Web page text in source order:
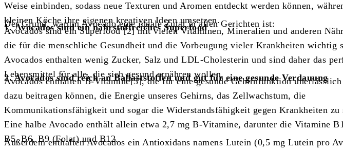
Weise einbinden, sodass neue Texturen und Aromen entdeckt werden können,
kleinen Köche ihre eigenen kreativen Ideen umsetzen.
Der Grund, warum Avocado eine ideale Zutat in allen Gerichten ist:
1. Avocados sind ein nährstoffreiches Superfood
Avocados sind ein Superfood [2] mit vielen Vitaminen, Mineralien und anderen
die für die menschliche Gesundheit und die Vorbeugung vieler Krankheiten wichtig
Avocados enthalten wenig Zucker, Salz und LDL-Cholesterin und sind daher das
Lebensmittel für alle, die sich gesund ernähren wollen.
2. Avocados sind reich an Ballaststoffen und gut für eine gesunde Verdauung
Avocados enthalten B-Vitamine[3], die für eine gesunde Gehirnfunktion
dazu beitragen können, die Energie unseres Gehirns, das Zellwachstum, die
Kommunikationsfähigkeit und sogar die Widerstandsfähigkeit gegen Krankheiten zu
Eine halbe Avocado enthält allein etwa 2,7 mg B-Vitamine, darunter die Vitamine
B5, B6, B9 (Folat) und B12.
Außerdem enthalten Avocados ein Antioxidans namens Lutein (0,5 mg Lutein pro